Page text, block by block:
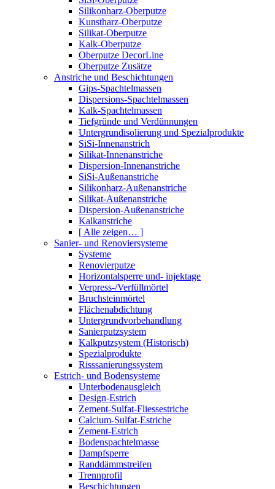
Silikonharz-Oberputze
Kunstharz-Oberputze
Silikat-Oberputze
Kalk-Oberputze
Oberputze DecorLine
Oberputze Zusätze
Anstriche und Beschichtungen
Gips-Spachtelmassen
Dispersions-Spachtelmassen
Kalk-Spachtelmassen
Tiefgründe und Verdünnungen
Untergrundisolierung und Spezialprodukte
SiSi-Innenanstrich
Silikat-Innenanstriche
Dispersion-Innenanstriche
SiSi-Außenanstriche
Silikonharz-Außenanstriche
Silikat-Außenanstriche
Dispersion-Außenanstriche
Kalkanstriche
[ Alle zeigen… ]
Sanier- und Renoviersysteme
Systeme
Renovierputze
Horizontalsperre und- injektage
Verpress-/Verfüllmörtel
Bruchsteinmörtel
Flächenabdichtung
Untergrundvorbehandlung
Sanierputzsystem
Kalkputzsystem (Historisch)
Spezialprodukte
Risssanierungssystem
Estrich- und Bodensysteme
Unterbodenausgleich
Design-Estrich
Zement-Sulfat-Fliessestriche
Calcium-Sulfat-Estriche
Zement-Estrich
Bodenspachtelmasse
Dampfsperre
Randdämmstreifen
Trennprofil
Beschichtungen